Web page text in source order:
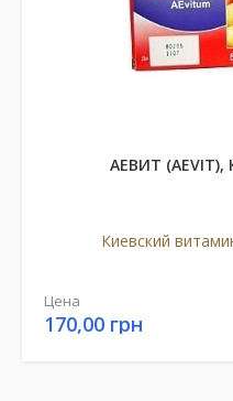
АЕВИТ
Киевский
Цена
170,00 грн